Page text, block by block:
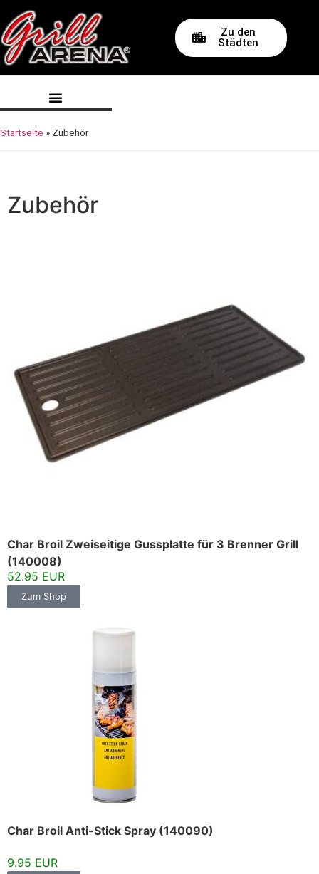
Zu den
Städten
Startseite » Zubehör
Zubehör
Char Broil Zweiseitige Gussplatte für 3 Brenner Grill
(140008)
52.95 EUR
Zum Shop
Char Broil Anti-Stick Spray (140090)
9.95 EUR